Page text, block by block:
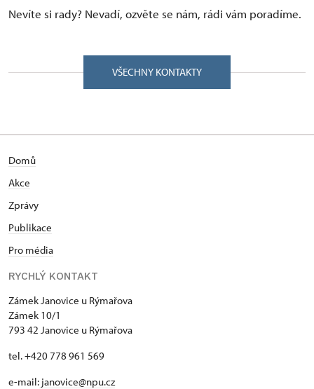
Nevíte si rady? Nevadí, ozvěte se nám, rádi vám poradíme.
VŠECHNY KONTAKTY
Domů
Akce
Zprávy
Publikace
Pro média
RYCHLÝ KONTAKT
Zámek Janovice u Rýmařova
Zámek 10/1
793 42 Janovice u Rýmařova
tel. +420 778 961 569
e-mail: janovice@npu.cz